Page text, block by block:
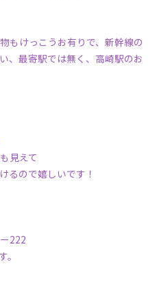
もけっこうお有りで、新幹線の
、最寄駅では無く、高崎駅のお
見えて
るので嬉しいです！
222